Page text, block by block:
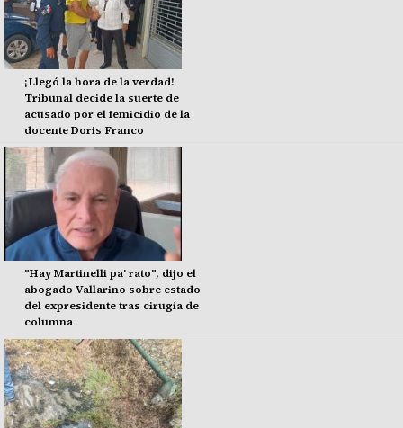
¡Llegó la hora de la verdad!
Tribunal decide la suerte de
acusado por el femicidio de la
docente Doris Franco
"Hay Martinelli pa' rato", dijo el
abogado Vallarino sobre estado
del expresidente tras cirugía de
columna